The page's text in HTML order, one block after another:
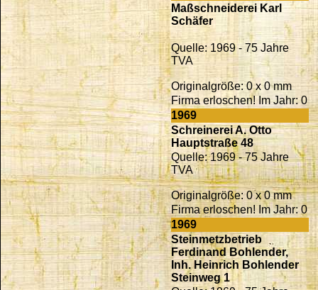
Maßschneiderei Karl
Schäfer
Quelle: 1969 - 75 Jahre
TVA
Originalgröße: 0 x 0 mm
Firma erloschen! Im Jahr: 0
1969
Schreinerei A. Otto
Hauptstraße 48
Quelle: 1969 - 75 Jahre
TVA
Originalgröße: 0 x 0 mm
Firma erloschen! Im Jahr: 0
1969
Steinmetzbetrieb
Ferdinand Bohlender,
Inh. Heinrich Bohlender
Steinweg 1